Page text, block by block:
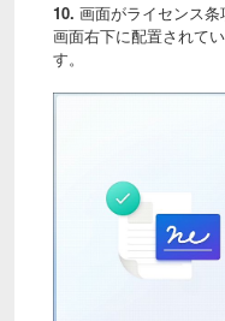
10. 画面がライセンス条
画面右下に配置されて
す。